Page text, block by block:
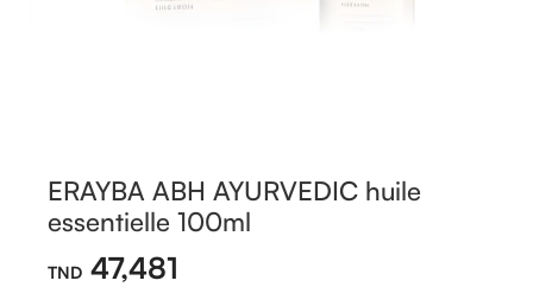
ERAYBA ABH AYURVEDIC huile
essentielle 100ml
47,481